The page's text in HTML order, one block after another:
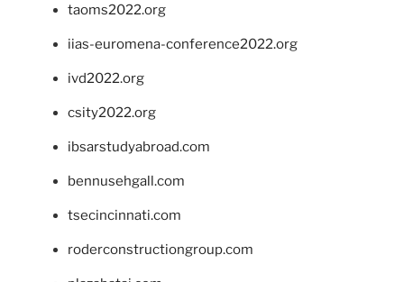
taoms2022.org
iias-euromena-conference2022.org
ivd2022.org
csity2022.org
ibsarstudyabroad.com
bennusehgall.com
tsecincinnati.com
roderconstructiongroup.com